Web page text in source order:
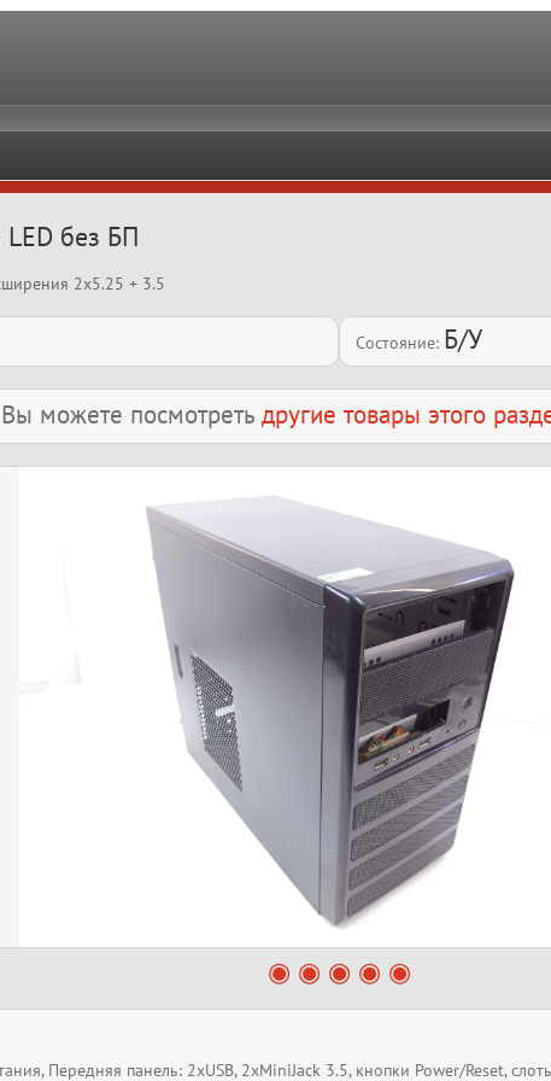
без БП
2x5.25 + 3.5
Состояние: Б/У
можете посмотреть другие товары этого
Передняя панель: 2xUSB, 2xMiniJack 3.5, кнопки Power/Reset,